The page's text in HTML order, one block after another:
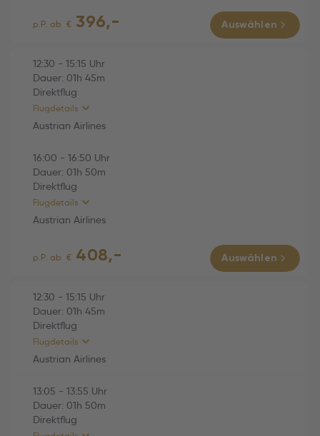
15:15 Varna (VAR)
RÜCKFLUG (Direktflug) 01h 50m
Austrian Airlines (OS770)
Di., 06.10.2026
16:00 Varna (VAR) -
16:50 Wien (VIE)
Economy
p.P. ab € 396,- Auswählen
12:30 - 15:15 Uhr
Dauer: 01h 45m
Direktflug
Flugdetails
Austrian Airlines
HINFLUG (Direktflug)
Austrian Airlines (OS769)
Fr., 02.10.2026
15:15 Varna (VAR)
16:00 - 16:50 Uhr
Dauer: 01h 50m
Direktflug
Flugdetails
Austrian Airlines
RÜCKFLUG (Direktflug) 01h 50m
Austrian Airlines (OS770)
Di., 06.10.2026
16:00 Varna (VAR) -
16:50 Wien (VIE)
Economy
p.P. ab € 408,- Auswählen
12:30 - 15:15 Uhr
Dauer: 01h 45m
Direktflug
Flugdetails
Austrian Airlines
HINFLUG (Direktflug)
Austrian Airlines (OS769)
13:05 - 13:55 Uhr
Dauer: 01h 50m
Direktflug